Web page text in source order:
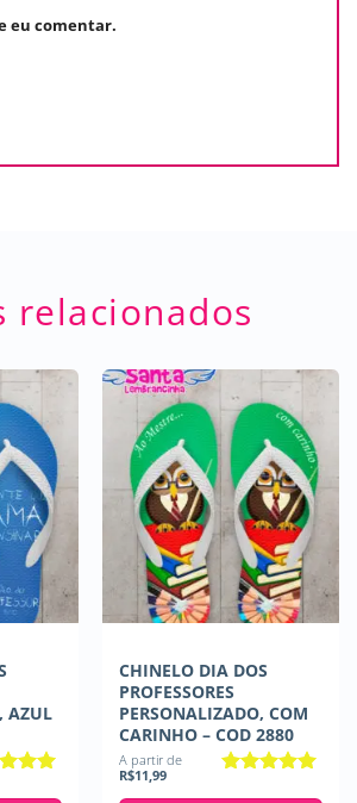
eu comentar.
relacionados
AZUL
CHINELO DIA DOS
PROFESSORES
PERSONALIZADO, COM
CARINHO – COD 2880
A partir de
R$11,99